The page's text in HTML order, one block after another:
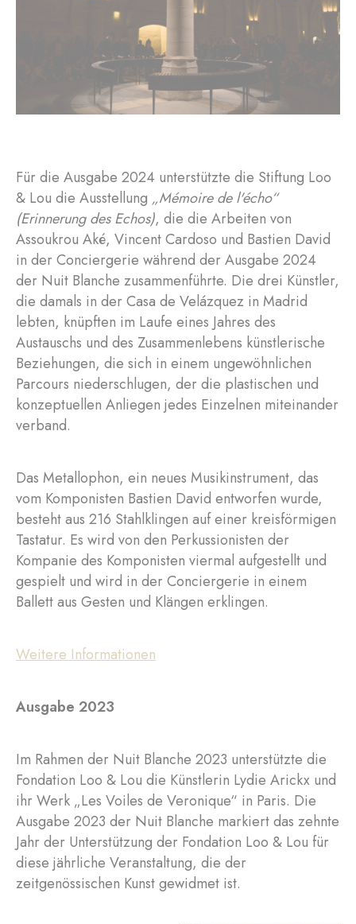
Für die Ausgabe 2024 unterstützte die Stiftung Loo
& Lou die Ausstellung „Mémoire de l'écho“
(Erinnerung des Echos), die die Arbeiten von
Assoukrou Aké, Vincent Cardoso und Bastien David
in der Conciergerie während der Ausgabe 2024
der Nuit Blanche zusammenführte. Die drei Künstler,
die damals in der Casa de Velázquez in Madrid
lebten, knüpften im Laufe eines Jahres des
Austauschs und des Zusammenlebens künstlerische
Beziehungen, die sich in einem ungewöhnlichen
Parcours niederschlugen, der die plastischen und
konzeptuellen Anliegen jedes Einzelnen miteinander
verband.
Das Metallophon, ein neues Musikinstrument, das
vom Komponisten Bastien David entworfen wurde,
besteht aus 216 Stahlklingen auf einer kreisförmigen
Tastatur. Es wird von den Perkussionisten der
Kompanie des Komponisten viermal aufgestellt und
gespielt und wird in der Conciergerie in einem
Ballett aus Gesten und Klängen erklingen.
Weitere Informationen
Ausgabe 2023
Im Rahmen der Nuit Blanche 2023 unterstützte die
Fondation Loo & Lou die Künstlerin Lydie Arickx und
ihr Werk „Les Voiles de Veronique“ in Paris. Die
Ausgabe 2023 der Nuit Blanche markiert das zehnte
Jahr der Unterstützung der Fondation Loo & Lou für
diese jährliche Veranstaltung, die der
zeitgenössischen Kunst gewidmet ist.